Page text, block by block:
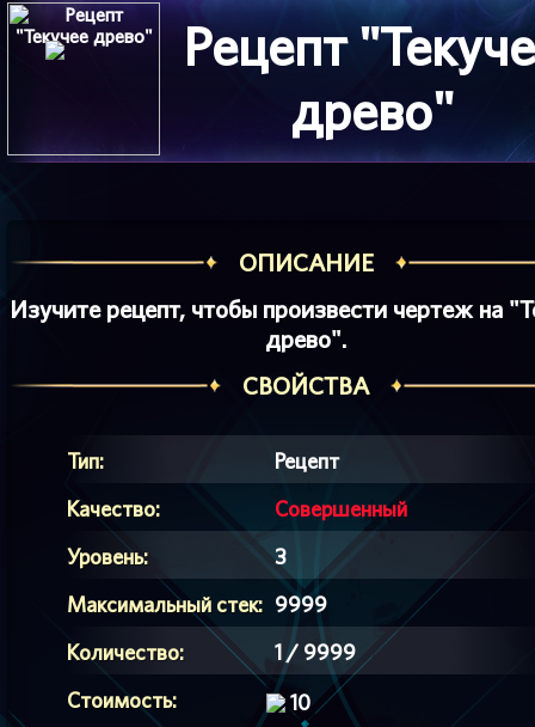
Рецепт
древо"
ОПИСАНИЕ
Изучите рецепт, чтобы произвести чертеж на
древо".
СВОЙСТВА
Тип:
Рецепт
Качество:
Совершенный
Уровень:
3
Максимальный стек: 9999
Количество:
1 / 9999
Стоимость:
10